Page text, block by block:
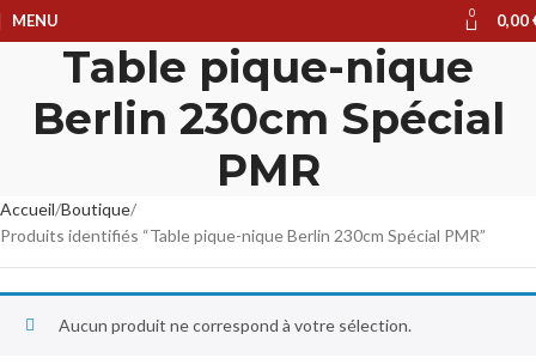
MENU 0 0,00
Table pique-nique
Berlin 230cm Spécial
PMR
Accueil Boutique
Produits identifiés “Table pique-nique Berlin 230cm Spécial PMR”
Aucun produit ne correspond à votre sélection.